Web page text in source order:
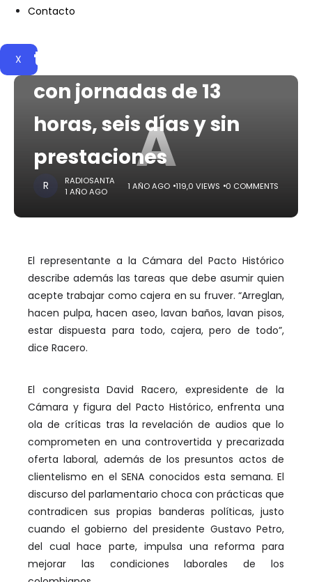
Contacto
X
A
trabajo por $1 millón
con jornadas de 13
horas, seis días y sin
prestaciones
RADIOSANTA
1 AÑO AGO
1 AÑO AGO 119,0 VIEWS 0 COMMENTS
El representante a la Cámara del Pacto Histórico
describe además las tareas que debe asumir quien
acepte trabajar como cajera en su fruver. “Arreglan,
hacen pulpa, hacen aseo, lavan baños, lavan pisos,
estar dispuesta para todo, cajera, pero de todo”,
dice Racero.
El congresista David Racero, expresidente de la
Cámara y figura del Pacto Histórico, enfrenta una
ola de críticas tras la revelación de audios que lo
comprometen en una controvertida y precarizada
oferta laboral, además de los presuntos actos de
clientelismo en el SENA conocidos esta semana. El
discurso del parlamentario choca con prácticas que
contradicen sus propias banderas políticas, justo
cuando el gobierno del presidente Gustavo Petro,
del cual hace parte, impulsa una reforma para
mejorar las condiciones laborales de los